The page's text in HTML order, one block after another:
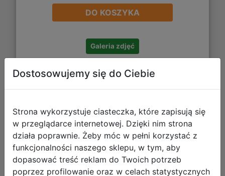
DO KOSZYKA
Galeria zdjęć
Zestaw Miasteczko Halloween:
Pieprzniczka i Solniczka (Jack i Sally)
Dostosowujemy się do Ciebie
Strona wykorzystuje ciasteczka, które zapisują się
w przeglądarce internetowej. Dzięki nim strona
działa poprawnie. Żeby móc w pełni korzystać z
funkcjonalności naszego sklepu, w tym, aby
dopasować treść reklam do Twoich potrzeb
poprzez profilowanie oraz w celach statystycznych